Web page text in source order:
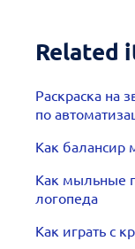
Related
Раскраска на
по
Как балансир
Как мыльные
логопеда
Как играть с